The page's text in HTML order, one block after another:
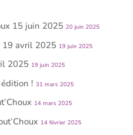
15 juin 2025 20 juin 2025
19 avril 2025 19 juin 2025
2025 19 juin 2025
! 31 mars 2025
14 mars 2025
14 février 2025